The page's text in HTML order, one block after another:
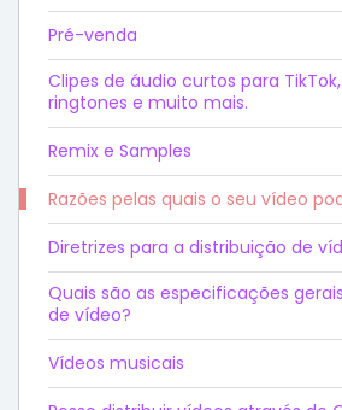
Pré-venda
Clipes de áudio curtos para
ringtones e muito mais.
Remix e Samples
Razões pelas quais o seu vídeo
Diretrizes para a distribuição de
Quais são as especificações
de vídeo?
Vídeos musicais